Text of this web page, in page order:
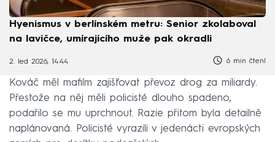
Hyenismus v berlínském metru: Senior zkolaboval
na lavičce, umírajícího muže pak okradli
2. led 2026, 14:44 6 min čtení
Kováč měl mafiím zajišťovat převoz drog za miliardy.
Přestože na něj měli policisté dlouho spadeno,
podařilo se mu uprchnout. Razie přitom byla detailně
naplánovaná. Policisté vyrazili v jedenácti evropských